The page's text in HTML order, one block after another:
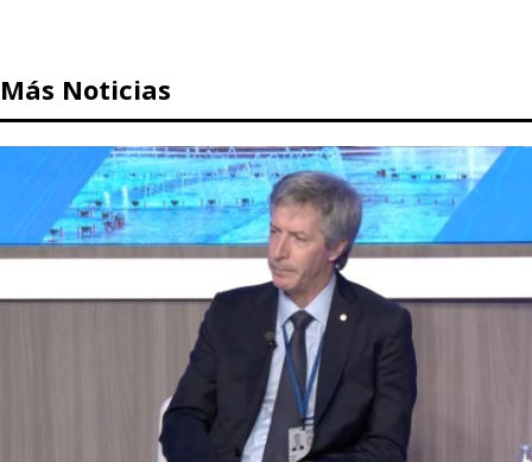
Más Noticias